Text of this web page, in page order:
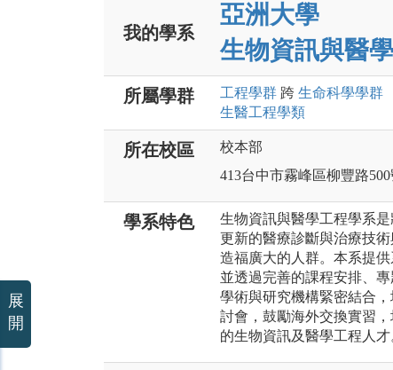
我的學系
亞洲大學
生物資訊與醫
所屬學群 工程學群 跨 生命科學學群
生醫工程學類
所在校區
校本部
413台中市霧峰區柳豐路500
學系特色
生物資訊與醫學工程學系
更新的醫療診斷與治療技
造福廣大的人群。本系提
並透過完善的課程安排、
學術與研究機構緊密結合
討會，鼓勵海外交換實習
的生物資訊及醫學工程人才
展
開